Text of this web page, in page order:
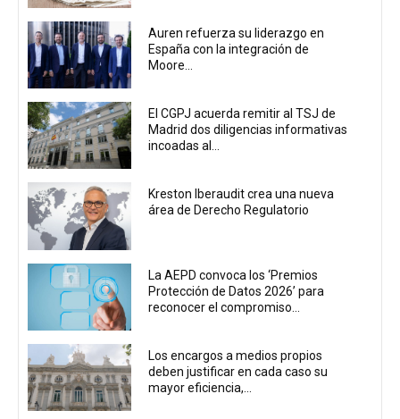
Auren refuerza su liderazgo en
España con la integración de
Moore...
El CGPJ acuerda remitir al TSJ de
Madrid dos diligencias informativas
incoadas al...
Kreston Iberaudit crea una nueva
área de Derecho Regulatorio
La AEPD convoca los ‘Premios
Protección de Datos 2026’ para
reconocer el compromiso...
Los encargos a medios propios
deben justificar en cada caso su
mayor eficiencia,...